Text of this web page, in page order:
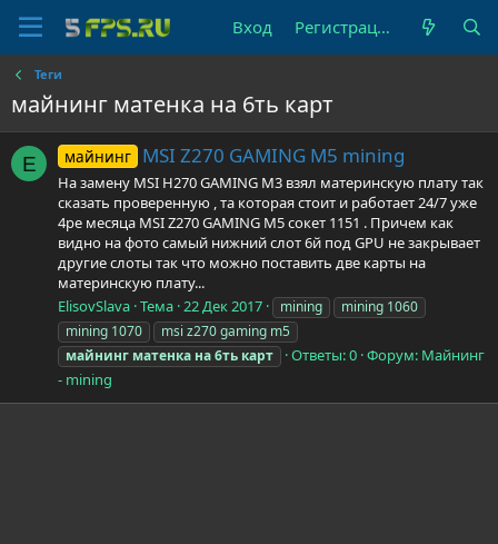
Вход Регистрация
Теги
майнинг матенка на 6ть карт
E майнинг MSI Z270 GAMING M5 mining
На замену MSI H270 GAMING M3 взял материнскую плату так
сказать проверенную , та которая стоит и работает 24/7 уже
4ре месяца MSI Z270 GAMING M5 сокет 1151 . Причем как
видно на фото самый нижний слот 6й под GPU не закрывает
другие слоты так что можно поставить две карты на
материнскую плату...
ElisovSlava Тема 22 Дек 2017 mining
mining 1060
mining 1070
msi z270 gaming m5
майнинг матенка на6ть карт Ответы: 0 Форум: Майнинг
- mining